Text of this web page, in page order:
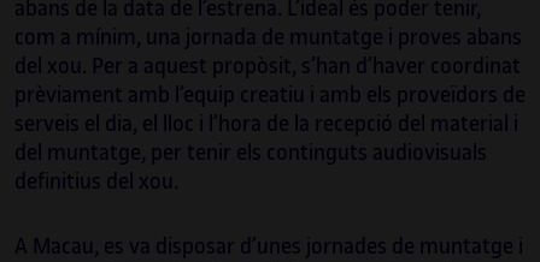
abans de la data de l’estrena. L’ideal és poder tenir,
com a mínim, una jornada de muntatge i proves abans
del xou. Per a aquest propòsit, s’han d’haver coordinat
prèviament amb l’equip creatiu i amb els proveïdors de
serveis el dia, el lloc i l’hora de la recepció del material i
del muntatge, per tenir els continguts audiovisuals
definitius del xou.
A Macau, es va disposar d’unes jornades de muntatge i
teatrals.
Les seves últimes col·laboracions han estat
amb Ideal Barcelona i Layers of Reality, amb
els quals ha estat responsable tècnic de
Madrid Artes Digitales, on ha supervisat i
coordinat les exposicions immersives sobre
Mont-real.